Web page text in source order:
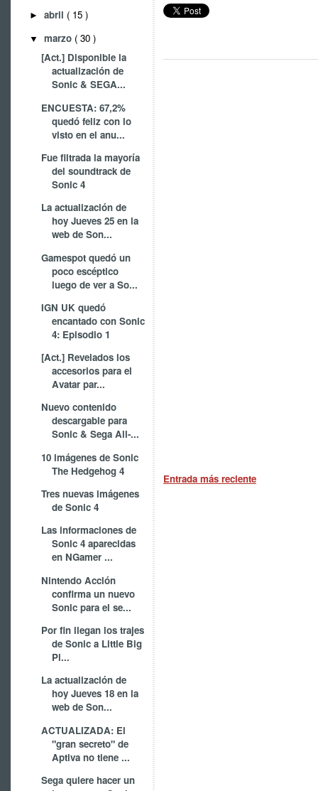
► abril ( 15 )
▼ marzo ( 30 )
[Act.] Disponible la
actualización de
Sonic & SEGA...
ENCUESTA: 67,2%
quedó feliz con lo
visto en el anu...
Fue filtrada la mayoría
del soundtrack de
Sonic 4
La actualización de
hoy Jueves 25 en la
web de Son...
Gamespot quedó un
poco escéptico
luego de ver a So...
IGN UK quedó
encantado con Sonic
4: Episodio 1
[Act.] Revelados los
accesorios para el
Avatar par...
Nuevo contenido
descargable para
Sonic & Sega All-...
10 imágenes de Sonic
The Hedgehog 4
Tres nuevas imágenes
de Sonic 4
Las informaciones de
Sonic 4 aparecidas
en NGamer ...
Nintendo Acción
confirma un nuevo
Sonic para el se...
Por fin llegan los trajes
de Sonic a Little Big
Pl...
La actualización de
hoy Jueves 18 en la
web de Son...
ACTUALIZADA: El
"gran secreto" de
Aptiva no tiene ...
Sega quiere hacer un
Entrada más reciente